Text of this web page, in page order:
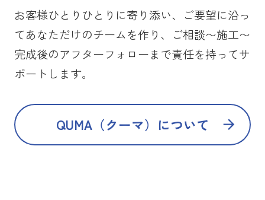
お客様ひとりひとりに寄り添い、ご要望に沿っ
てあなただけのチームを作り、ご相談〜施工〜
完成後のアフターフォローまで責任を持ってサ
ポートします。
QUMA（クーマ）について